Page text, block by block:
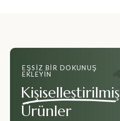
EŞSIZ BIR DOKUNUŞ
EKLEYIN
Kişiselleştirilmiş
Ürünler